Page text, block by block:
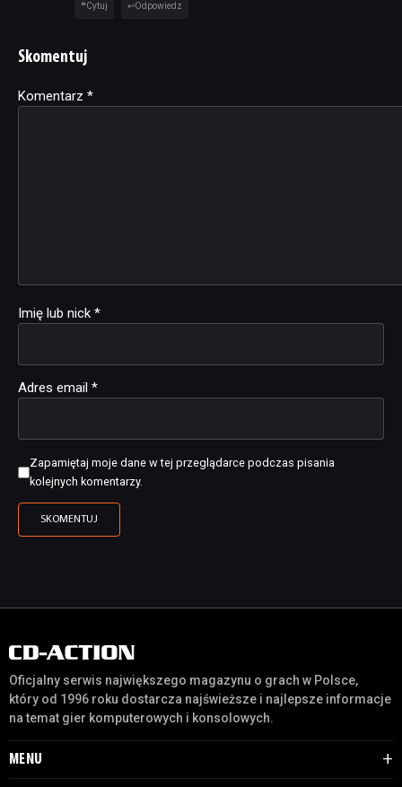
Cytuj Odpowiedz
Skomentuj
Komentarz *
Imię lub nick *
Adres email *
Zapamiętaj moje dane w tej przeglądarce podczas pisania
kolejnych komentarzy.
Alternative:
Oficjalny serwis największego magazynu o grach w Polsce,
który od 1996 roku dostarcza najświeższe i najlepsze informacje
na temat gier komputerowych i konsolowych.
MENU